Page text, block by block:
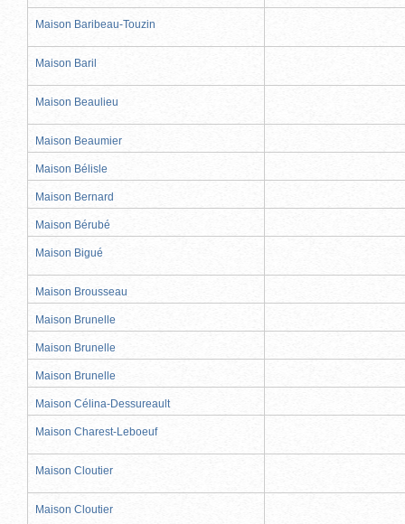
Maison Baribeau-Touzin
Maison Baril
Maison Beaulieu
Maison Beaumier
Maison Bélisle
Maison Bernard
Maison Bérubé
Maison Bigué
Maison Brousseau
Maison Brunelle
Maison Brunelle
Maison Brunelle
Maison Célina-Dessureault
Maison Charest-Leboeuf
Maison Cloutier
Maison Cloutier